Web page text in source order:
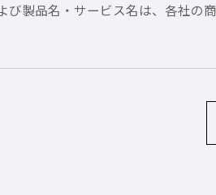
製品名・サービス名は、各社の商